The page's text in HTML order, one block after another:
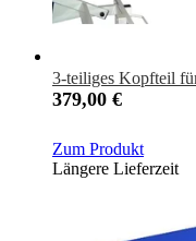
3-teiliges Kopfteil
379,00 €
Zum Produkt
Längere Lieferzeit